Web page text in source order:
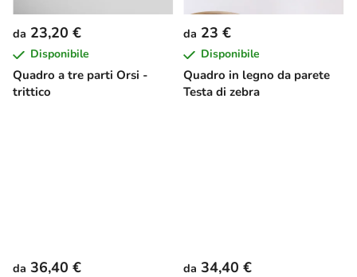
Quadro a tre parti Orsi -
trittico
da 23,20 €
Disponibile
Quadro in legno da parete
Testa di zebra
da 23 €
Disponibile
da 36,40 € da 34,40 €